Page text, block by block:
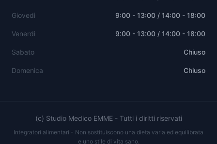
Giovedì 9:00 - 13:00 / 14:00 - 18:00
Venerdì 9:00 - 13:00 / 14:00 - 18:00
Sabato Chiuso
Domenica Chiuso
(c) Studio Medico EMME - Tutti i diritti riservati
Integratori alimentari - Non sostituiscono una dieta varia ed equilibrata
e uno stile di vita sano.